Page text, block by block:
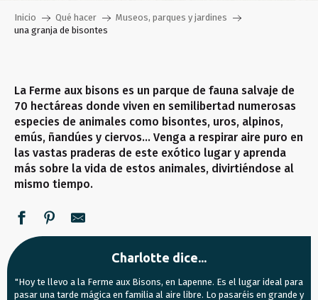
Inicio Qué hacer
Museos, parques y jardines
una granja de bisontes
La Ferme aux bisons es un parque de fauna salvaje de
70 hectáreas donde viven en semilibertad numerosas
especies de animales como bisontes, uros, alpinos,
emús, ñandúes y ciervos… Venga a respirar aire puro en
las vastas praderas de este exótico lugar y aprenda
más sobre la vida de estos animales, divirtiéndose al
mismo tiempo.
Charlotte dice...
"Hoy te llevo a la Ferme aux Bisons, en Lapenne. Es el lugar ideal para
pasar una tarde mágica en familia al aire libre. Lo pasaréis en grande y